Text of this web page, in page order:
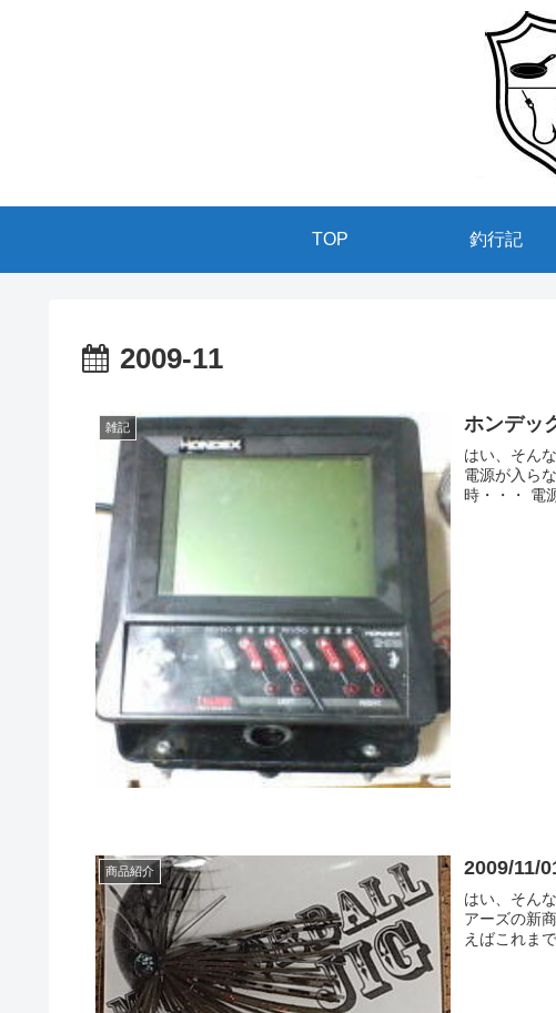
TOP 釣行記
2009-11
雑記 ホンデッ
はい、そんな
電源が入らなく
時・
商品紹介 2009/11/
はい、そんな
アーズの新商品を紹介しま
えばこれま